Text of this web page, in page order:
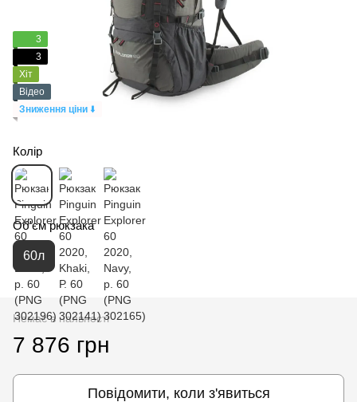
3
3
Хіт
Відео
Зниження ціни ⬇️
Колір
Об'єм рюкзака
60л
Немає в наявності
7 876 грн
Повідомити, коли з'явиться